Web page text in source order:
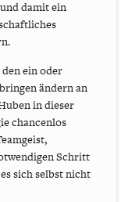
damit ein
ein oder
ändern an
in dieser
chancenlos
Schritt
sich selbst nicht